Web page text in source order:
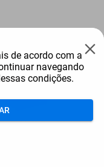
Solda Kajima W-
de acordo com a
navegando
condições.